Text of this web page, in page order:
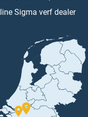
Sigma verf dealer